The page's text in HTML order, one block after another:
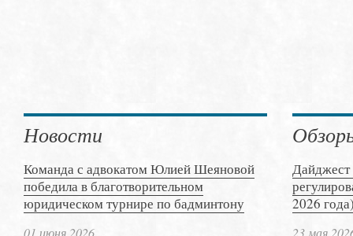
Новости
Команда с адвокатом Юлией Шеяновой
победила в благотворительном
юридическом турнире по бадминтону
01 июня 2026
Дайджест
2026
23 мая